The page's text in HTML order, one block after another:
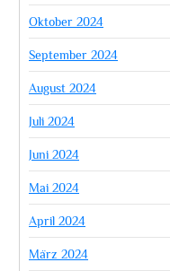
Oktober 2024
September 2024
August 2024
Juli 2024
Juni 2024
Mai 2024
April 2024
März 2024